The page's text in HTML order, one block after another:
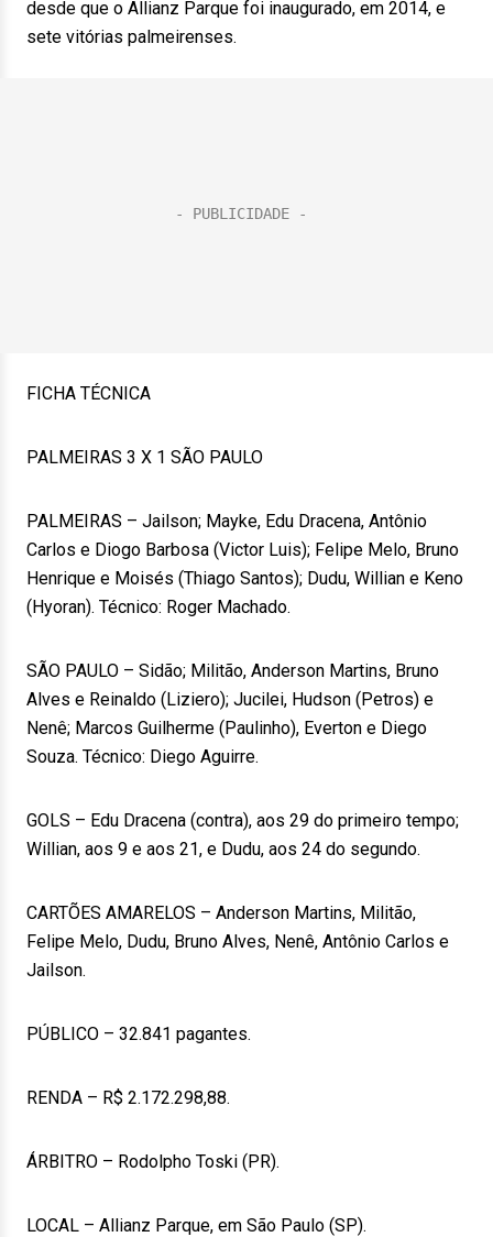
desde que o Allianz Parque foi inaugurado, em 2014, e
sete vitórias palmeirenses.
FICHA TÉCNICA
PALMEIRAS 3 X 1 SÃO PAULO
PALMEIRAS – Jailson; Mayke, Edu Dracena, Antônio
Carlos e Diogo Barbosa (Victor Luis); Felipe Melo, Bruno
Henrique e Moisés (Thiago Santos); Dudu, Willian e Keno
(Hyoran). Técnico: Roger Machado.
SÃO PAULO – Sidão; Militão, Anderson Martins, Bruno
Alves e Reinaldo (Liziero); Jucilei, Hudson (Petros) e
Nenê; Marcos Guilherme (Paulinho), Everton e Diego
Souza. Técnico: Diego Aguirre.
GOLS – Edu Dracena (contra), aos 29 do primeiro tempo;
Willian, aos 9 e aos 21, e Dudu, aos 24 do segundo.
CARTÕES AMARELOS – Anderson Martins, Militão,
Felipe Melo, Dudu, Bruno Alves, Nenê, Antônio Carlos e
Jailson.
PÚBLICO – 32.841 pagantes.
RENDA – R$ 2.172.298,88.
ÁRBITRO – Rodolpho Toski (PR).
LOCAL – Allianz Parque, em São Paulo (SP).